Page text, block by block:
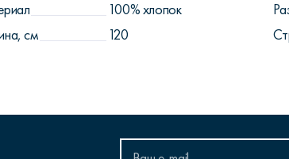
100% хлопок
см
120